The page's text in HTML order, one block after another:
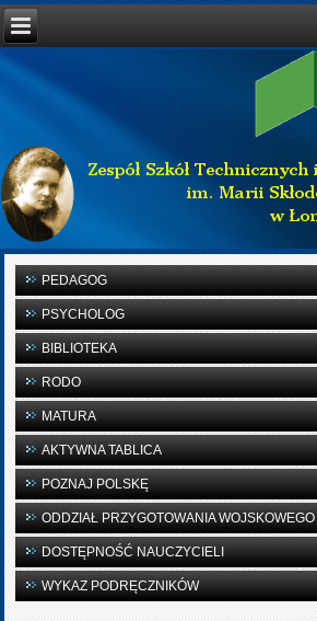
PEDAGOG
PSYCHOLOG
BIBLIOTEKA
RODO
MATURA
AKTYWNA TABLICA
POZNAJ POLSKĘ
ODDZIAŁ PRZYGOTOWANIA WOJSKOWEGO
DOSTĘPNOŚĆ NAUCZYCIELI
WYKAZ PODRĘCZNIKÓW